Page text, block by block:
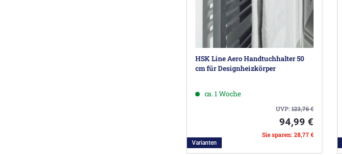
HSK Line Aero Handtuchhalter 50
cm für Designheizkörper
ca. 1 Woche
UVP:123,76€
94,99 €
Sie sparen: 28,77 €
Varianten